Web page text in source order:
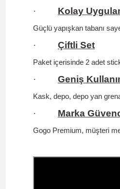
· Kolay
Güçlü yapışkan tabanı
· Çiftli Set
Paket içerisinde 2 adet
· Geniş
Kask, depo, depo yan
· Marka
Gogo Premium, müşteri